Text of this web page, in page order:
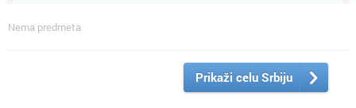
Nema predmeta
Prikaži celu Srbiju